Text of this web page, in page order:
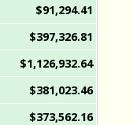
$91,294.41
$397,326.81
$1,126,932.64
$381,023.46
$373,562.16